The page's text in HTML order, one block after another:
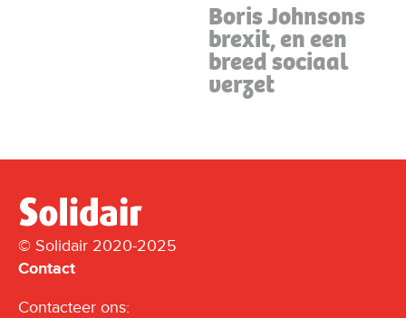
Boris Johnsons
brexit, en een
breed sociaal
verzet
© Solidair 2020-2025
Contact
Contacteer ons: